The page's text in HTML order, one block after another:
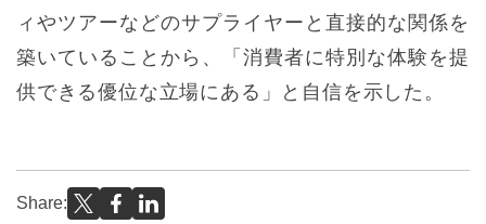
ィやツアーなどのサプライヤーと直接的な関係を
築いていることから、「消費者に特別な体験を提
供できる優位な立場にある」と自信を示した。
Share: